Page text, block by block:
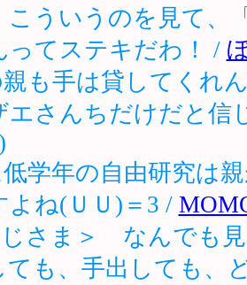
こういうのを見て、
ってステキだわ！ /
も手は貸してくれ
エさんちだけだと信
学年の自由研究は
よね(ＵＵ)＝3 /
さま＞ なんでも見
ても、手出しても、